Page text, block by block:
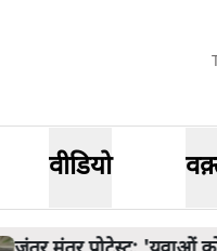
वीडियो